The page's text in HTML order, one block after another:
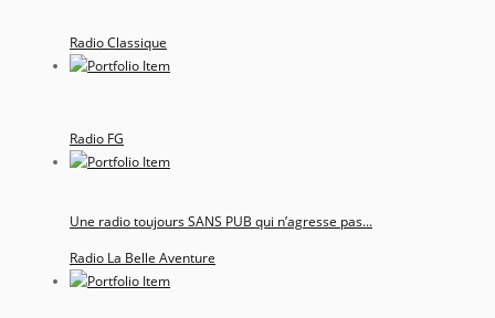
Radio Classique
Radio FG
Une radio toujours SANS PUB qui n’agresse pas...
Radio La Belle Aventure